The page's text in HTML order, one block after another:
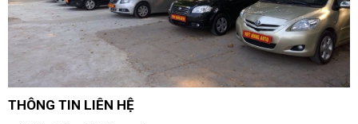
THÔNG TIN LIÊN HỆ